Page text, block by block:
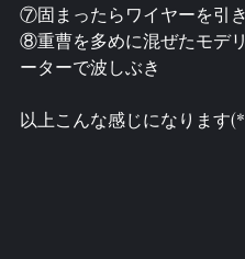
⑦固まったらワイヤーを引
⑧重曹を多めに混ぜたモデ
ーターで波しぶき
以上こんな感じになります